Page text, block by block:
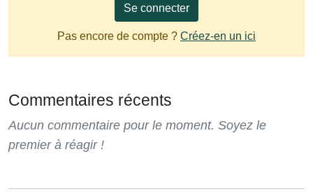
Se connecter
Pas encore de compte ? Créez-en un ici
Commentaires récents
Aucun commentaire pour le moment. Soyez le
premier à réagir !